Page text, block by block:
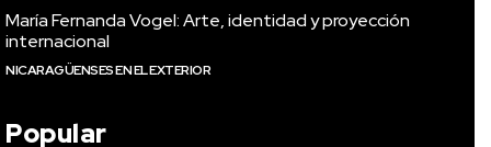
María Fernanda Vogel: Arte, identidad y proyección
internacional
NICARAGÜENSES EN EL EXTERIOR
Popular